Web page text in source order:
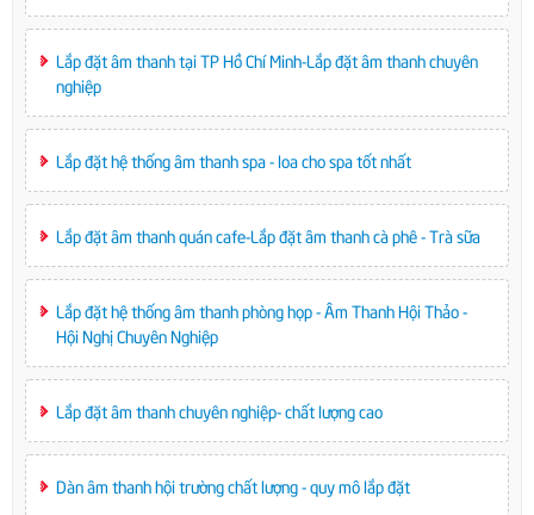
Lắp đặt âm thanh tại TP Hồ Chí Minh-Lắp đặt âm thanh chuyên
nghiệp
Lắp đặt hệ thống âm thanh spa - loa cho spa tốt nhất
Lắp đặt âm thanh quán cafe-Lắp đặt âm thanh cà phê - Trà sữa
Lắp đặt hệ thống âm thanh phòng họp - Âm Thanh Hội Thảo -
Hội Nghị Chuyên Nghiệp
Lắp đặt âm thanh chuyên nghiệp- chất lượng cao
Dàn âm thanh hội trường chất lượng - quy mô lắp đặt